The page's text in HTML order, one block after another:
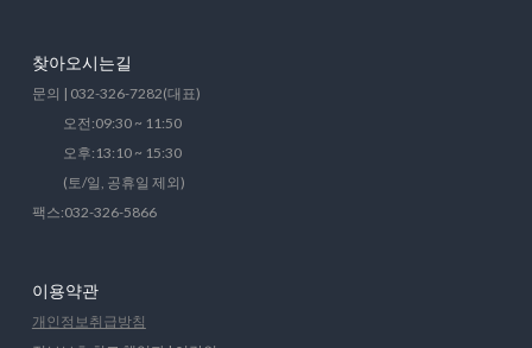
찾아오시는길
문의 | 032-326-7282(대표)
오전:09:30 ~ 11:50
오후:13:10 ~ 15:30
(토/일, 공휴일 제외)
팩스:032-326-5866
이용약관
개인정보취급방침